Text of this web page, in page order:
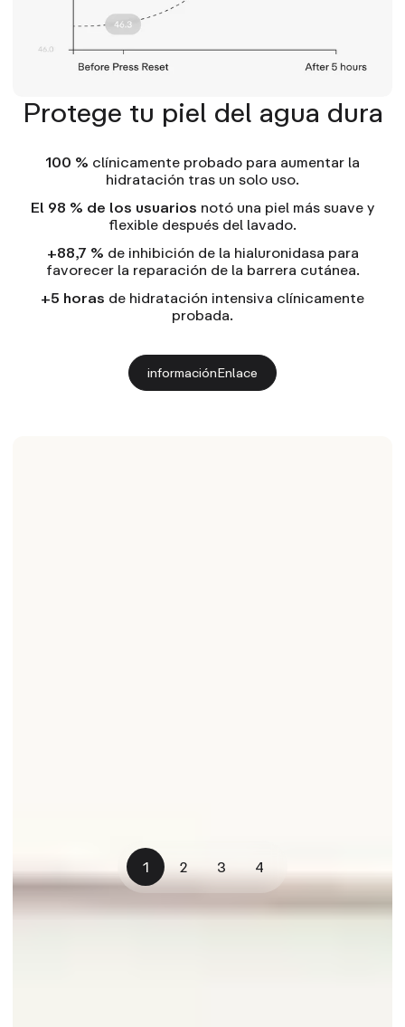
Protege tu piel del agua dura
100 % clínicamente probado para aumentar la
hidratación tras un solo uso.
El 98 % de los usuarios notó una piel más suave y
flexible después del lavado.
+88,7 % de inhibición de la hialuronidasa para
favorecer la reparación de la barrera cutánea.
+5 horas de hidratación intensiva clínicamente
probada.
informaciónEnlace
1 2 3 4